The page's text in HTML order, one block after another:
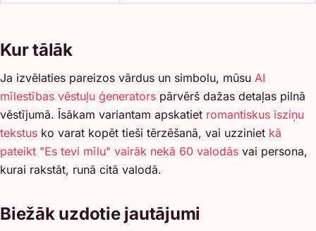
Kur tālāk
Ja izvēlaties pareizos vārdus un simbolu, mūsu AI
mīlestības vēstuļu ģenerators pārvērš dažas detaļas pilnā
vēstījumā. Īsākam variantam apskatiet romantiskus īsziņu
tekstus ko varat kopēt tieši tērzēšanā, vai uzziniet kā
pateikt "Es tevi mīlu" vairāk nekā 60 valodās vai persona,
kurai rakstāt, runā citā valodā.
Biežāk uzdotie jautājumi